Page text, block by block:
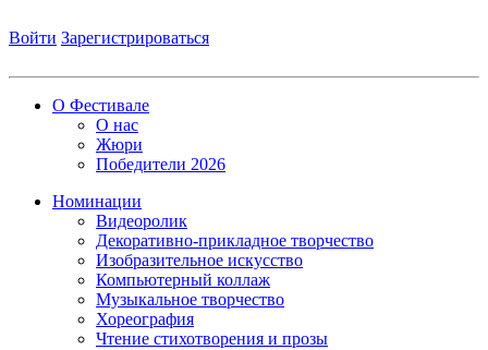
Войти Зарегистрироваться
О Фестивале
О нас
Жюри
Победители 2026
Номинации
Видеоролик
Декоративно-прикладное творчество
Изобразительное искусство
Компьютерный коллаж
Музыкальное творчество
Хореография
Чтение стихотворения и прозы